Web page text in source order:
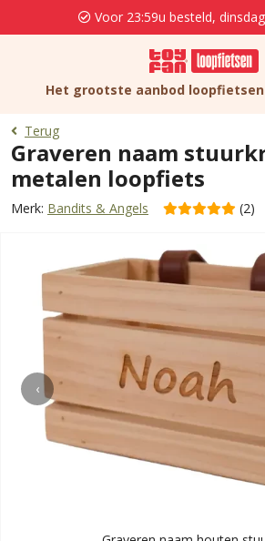
Voor 23:59u besteld,
Het grootste aanbod
Terug
Graveren naam
metalen loopfiets
Merk: Bandits & Angels (2)
‹